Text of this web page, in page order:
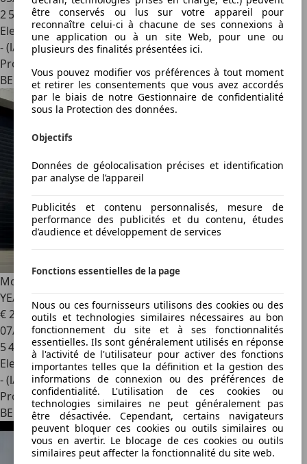
être conservés ou lus sur votre appareil pour
reconnaître celui-ci à chacune de ses connexions à
une application ou à un site Web, pour une ou
plusieurs des finalités présentées ici.
Vous pouvez modifier vos préférences à tout moment
et retirer les consentements que vous avez accordés
par le biais de notre Gestionnaire de confidentialité
sous la Protection des données.
Objectifs
Données de géolocalisation précises et identification
par analyse de l’appareil
Publicités et contenu personnalisés, mesure de
performance des publicités et du contenu, études
d’audience et développement de services
Fonctions essentielles de la page
Nous ou ces fournisseurs utilisons des cookies ou des
outils et technologies similaires nécessaires au bon
fonctionnement du site et à ses fonctionnalités
essentielles. Ils sont généralement utilisés en réponse
à l'activité de l'utilisateur pour activer des fonctions
importantes telles que la définition et la gestion des
informations de connexion ou des préférences de
confidentialité. L'utilisation de ces cookies ou
technologies similaires ne peut généralement pas
être désactivée. Cependant, certains navigateurs
peuvent bloquer ces cookies ou outils similaires ou
vous en avertir. Le blocage de ces cookies ou outils
similaires peut affecter la fonctionnalité du site web.
2 501 km
Electrique/Essence
- (l/100 km)
Professionnel
BE 6700
McLaren Artura
SPIDER " WARRANTY 5 YEARS / SERVICE 3
YEARS "
€ 249 9501
07/2024
5 480 km
Electrique/Essence
- (l/100 km)
Professionnel
BE 1654